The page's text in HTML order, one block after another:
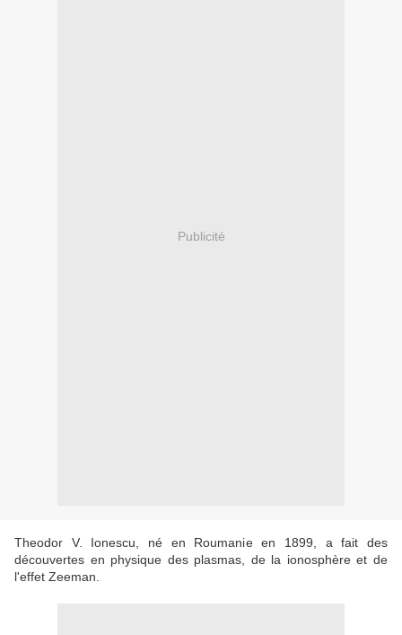
Publicité
Theodor V. Ionescu, né en Roumanie en 1899, a fait des
découvertes en physique des plasmas, de la ionosphère et de
l'effet Zeeman.